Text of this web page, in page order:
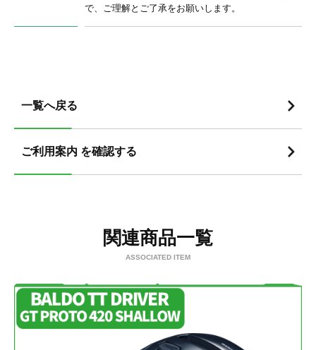
で、ご理解とご了承をお願いします。
一覧へ戻る
ご利用案内 を確認する
関連商品一覧
ASSOCIATED ITEM